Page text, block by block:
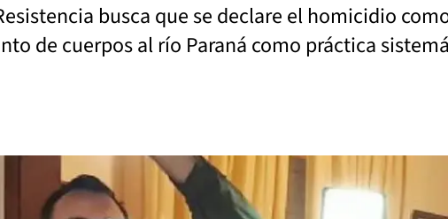
busca que se declare el homicidio
de cuerpos al río Paraná como práctica